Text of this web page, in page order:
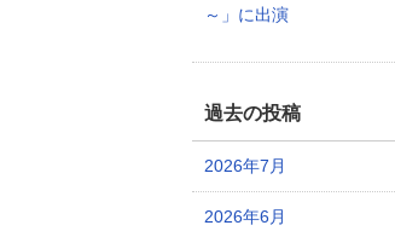
～」に出演
過去の投稿
2026年7月
2026年6月